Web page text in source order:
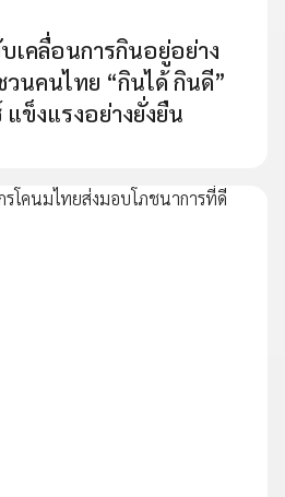
เคลื่อนการกินอยู่อย่าง
นคนไทย “กินได้ กินดี”
ข็งแรงอย่างยั่งยืน